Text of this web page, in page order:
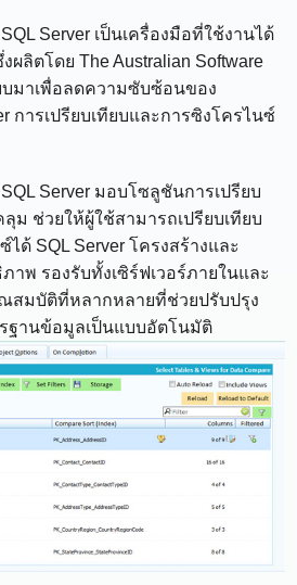
Server เป็นเครื่องมือที่ใช้งานได้
ลิตโดย The Australian Software
มาเพื่อลดความซับซ้อนของ
การเปรียบเทียบและการซิงโครไนซ์
Server มอบโซลูชันการเปรียบ
ม ช่วยให้ผู้ใช้สามารถเปรียบเทียบ
ด้ SQL Server โครงสร้างและ
าพ รองรับทั้งเซิร์ฟเวอร์ภายในและ
สมบัติที่หลากหลายที่ช่วยปรับปรุง
ฐานข้อมูลเป็นแบบอัตโนมัติ